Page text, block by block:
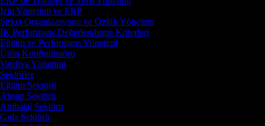
İzin Yönetimi ve ERP
Şirket Organizasyonu ve Özlük Yönetimi
İK Performans Değerlendirme Kriterleri
Eğitim ve Performans Yönetimi
Ürün Konfigüratörü
Vardiya Yönetimi
Sektörler
Eğitim Sektörü
Ahşap Sektörü
Ambalaj Sektörü
Gıda Sektörü